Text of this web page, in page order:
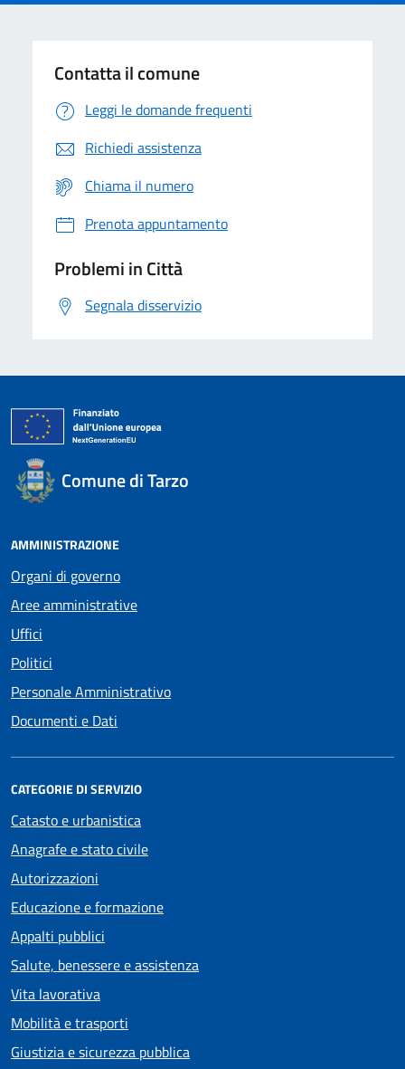
Contatta il comune
Leggi le domande frequenti
Richiedi assistenza
Chiama il numero
Prenota appuntamento
Problemi in Città
Segnala disservizio
Comune di Tarzo
AMMINISTRAZIONE
Organi di governo
Aree amministrative
Uffici
Politici
Personale Amministrativo
Documenti e Dati
CATEGORIE DI SERVIZIO
Catasto e urbanistica
Anagrafe e stato civile
Autorizzazioni
Educazione e formazione
Appalti pubblici
Salute, benessere e assistenza
Vita lavorativa
Mobilità e trasporti
Giustizia e sicurezza pubblica